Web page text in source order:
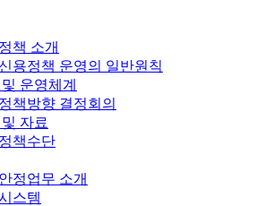
책 소개
용정책 운영의 일반원칙
운영체계
책방향 결정회의
자료
책수단
정업무 소개
스템